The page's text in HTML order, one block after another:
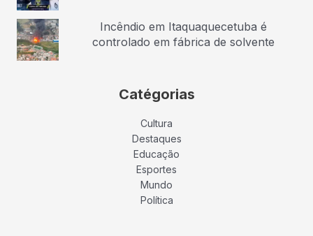
Incêndio em Itaquaquecetuba é
controlado em fábrica de solvente
Catégorias
Cultura
Destaques
Educação
Esportes
Mundo
Política